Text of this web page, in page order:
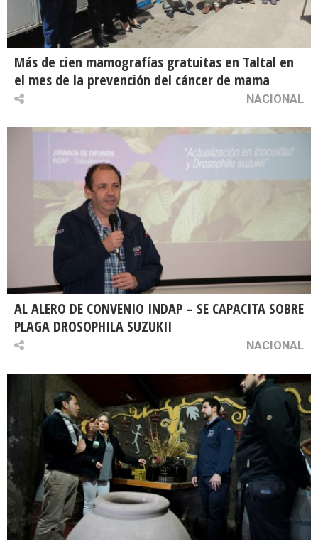
Más de cien mamografías gratuitas en Taltal en
el mes de la prevención del cáncer de mama
NACIONAL
AL ALERO DE CONVENIO INDAP – SE CAPACITA SOBRE
PLAGA DROSOPHILA SUZUKII
NACIONAL